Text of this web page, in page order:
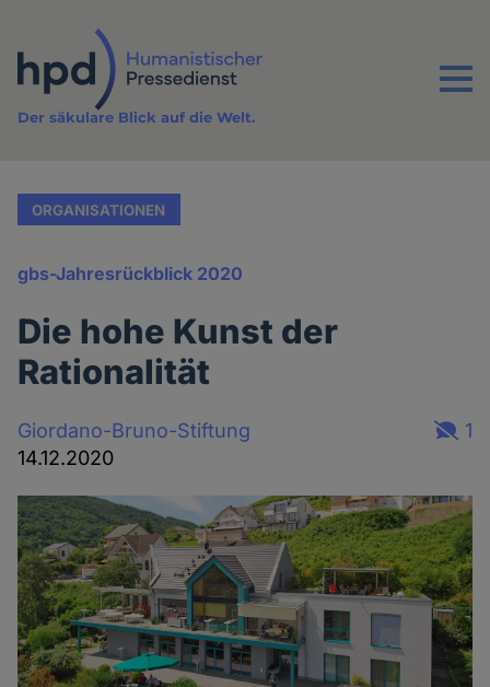
Inhalt
Menu
Der säkulare Blick auf die Welt.
ORGANISATIONEN
gbs-Jahresrückblick 2020
Die hohe Kunst der
Rationalität
Giordano-Bruno-Stiftung
14.12.2020
1